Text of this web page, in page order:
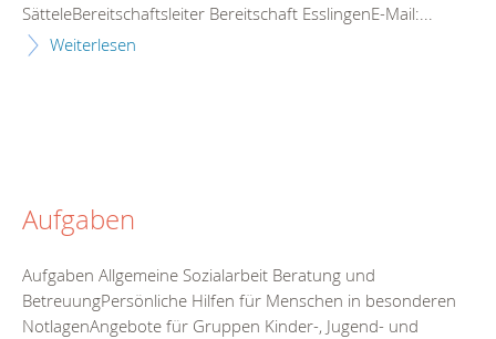
SätteleBereitschaftsleiter Bereitschaft EsslingenE-Mail:...
Weiterlesen
Aufgaben
Aufgaben Allgemeine Sozialarbeit Beratung und
BetreuungPersönliche Hilfen für Menschen in besonderen
NotlagenAngebote für Gruppen Kinder-, Jugend- und